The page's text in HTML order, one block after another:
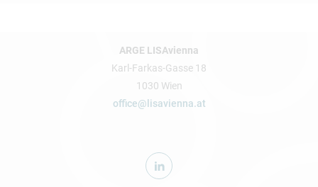
ARGE LISAvienna
Karl-Farkas-Gasse 18
1030 Wien
office@lisavienna.at